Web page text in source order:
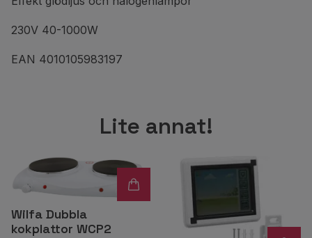
230V 40-1000W
EAN 4010105983197
Lite annat!
Wilfa Dubbla
kokplattor WCP2